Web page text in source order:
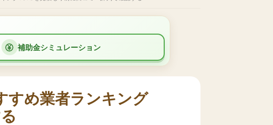
補助金シミュレーション
すめ業者ランキング